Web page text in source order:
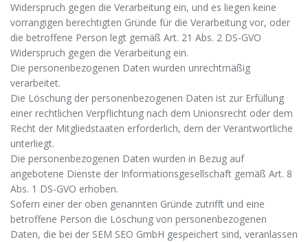
Widerspruch gegen die Verarbeitung ein, und es liegen keine
vorrangigen berechtigten Gründe für die Verarbeitung vor, oder
die betroffene Person legt gemäß Art. 21 Abs. 2 DS-GVO
Widerspruch gegen die Verarbeitung ein.
Die personenbezogenen Daten wurden unrechtmäßig
verarbeitet.
Die Löschung der personenbezogenen Daten ist zur Erfüllung
einer rechtlichen Verpflichtung nach dem Unionsrecht oder dem
Recht der Mitgliedstaaten erforderlich, dem der Verantwortliche
unterliegt.
Die personenbezogenen Daten wurden in Bezug auf
angebotene Dienste der Informationsgesellschaft gemäß Art. 8
Abs. 1 DS-GVO erhoben.
Sofern einer der oben genannten Gründe zutrifft und eine
betroffene Person die Löschung von personenbezogenen
Daten, die bei der SEM SEO GmbH gespeichert sind, veranlassen